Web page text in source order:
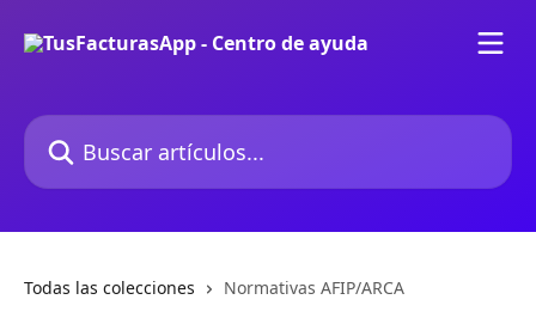
Buscar artículos...
Todas las colecciones Normativas AFIP/ARCA